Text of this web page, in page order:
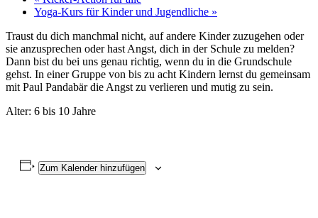
Yoga-Kurs für Kinder und Jugendliche »
Traust du dich manchmal nicht, auf andere Kinder zuzugehen oder
sie anzusprechen oder hast Angst, dich in der Schule zu melden?
Dann bist du bei uns genau richtig, wenn du in die Grundschule
gehst. In einer Gruppe von bis zu acht Kindern lernst du gemeinsam
mit Paul Pandabär die Angst zu verlieren und mutig zu sein.
Alter: 6 bis 10 Jahre
Zum Kalender hinzufügen